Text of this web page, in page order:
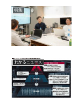
特集
わかるニュース